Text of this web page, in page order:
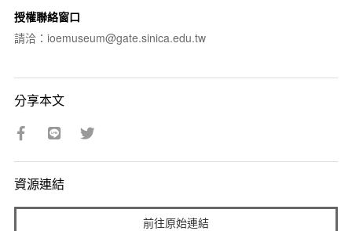
授權聯絡窗口
請洽：ioemuseum@gate.sinica.edu.tw
分享本文
資源連結
前往原始連結